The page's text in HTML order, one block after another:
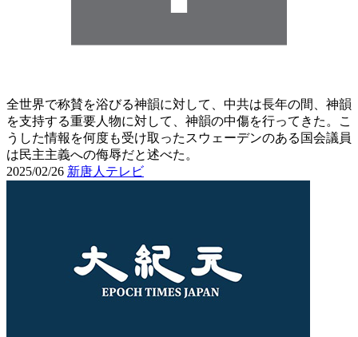
全世界で称賛を浴びる神韻に対して、中共は長年の間、神韻
を支持する重要人物に対して、神韻の中傷を行ってきた。こ
うした情報を何度も受け取ったスウェーデンのある国会議員
は民主主義への侮辱だと述べた。
2025/02/26 新唐人テレビ